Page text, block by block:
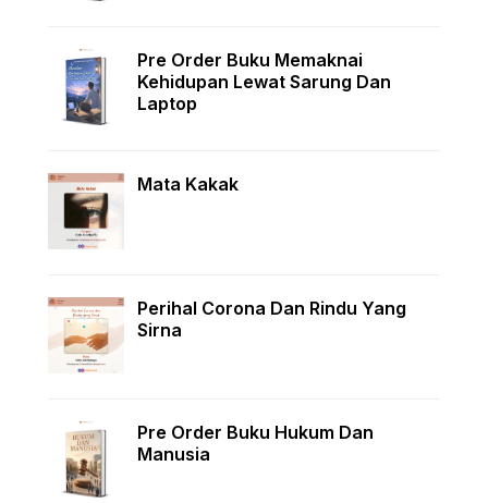
Pre Order Buku Memaknai
Kehidupan Lewat Sarung Dan
Laptop
Mata Kakak
Perihal Corona Dan Rindu Yang
Sirna
Pre Order Buku Hukum Dan
Manusia